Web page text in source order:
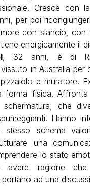
Cresce con
per poi
con slancio,
energicamente il
, 32 anni, è di
in Australia per
e muratore.
forma fisica.
che
Hanno
stesso schema
una
lo stato
avere ragione
ad una